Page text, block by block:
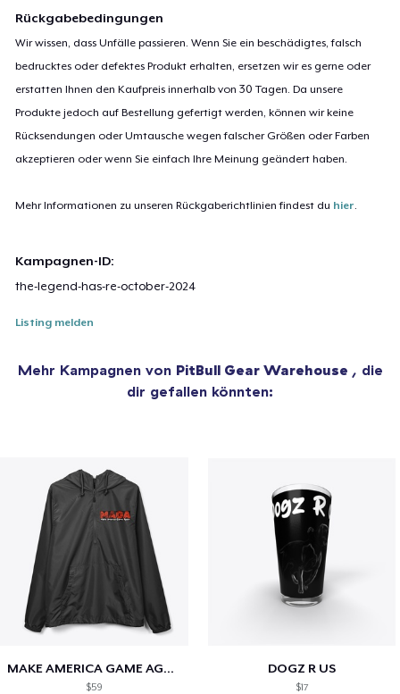
Rückgabebedingungen
Wir wissen, dass Unfälle passieren. Wenn Sie ein beschädigtes, falsch
bedrucktes oder defektes Produkt erhalten, ersetzen wir es gerne oder
erstatten Ihnen den Kaufpreis innerhalb von 30 Tagen. Da unsere
Produkte jedoch auf Bestellung gefertigt werden, können wir keine
Rücksendungen oder Umtausche wegen falscher Größen oder Farben
akzeptieren oder wenn Sie einfach Ihre Meinung geändert haben.
Mehr Informationen zu unseren Rückgaberichtlinien findest du hier.
Kampagnen-ID:
the-legend-has-re-october-2024
Listing melden
Mehr Kampagnen von PitBull Gear Warehouse , die
dir gefallen könnten:
MAKE AMERICA GAME AGAIN
$59
DOGZ R US
$17